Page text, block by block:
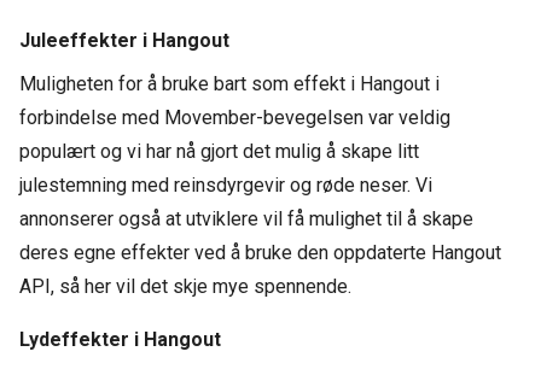
Juleeffekter i Hangout
Muligheten for å bruke bart som effekt i Hangout i
forbindelse med Movember-bevegelsen var veldig
populært og vi har nå gjort det mulig å skape litt
julestemning med reinsdyrgevir og røde neser. Vi
annonserer også at utviklere vil få mulighet til å skape
deres egne effekter ved å bruke den oppdaterte Hangout
API, så her vil det skje mye spennende.
Lydeffekter i Hangout